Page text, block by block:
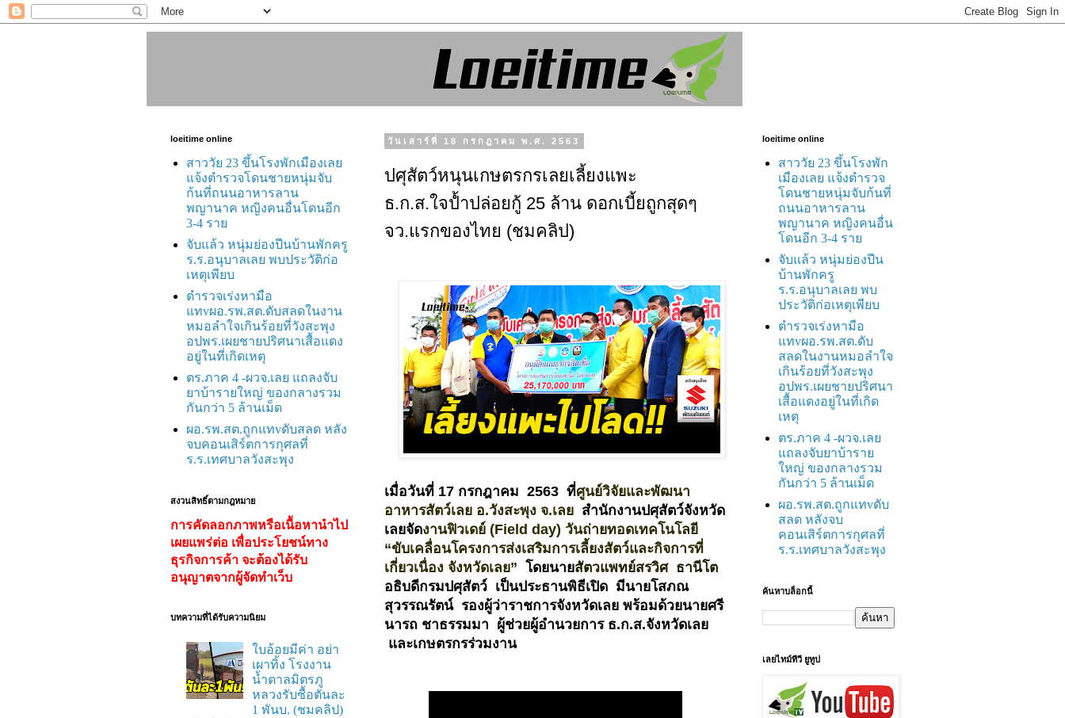
วันเสาร์ที่ 18 กรกฎาคม พ.ศ. 2563
ปศุสัตว์หนุนเกษตรกรเลยเลี้ยงแพะ
ธ.ก.ส.ใจป้ำปล่อยกู้ 25 ล้าน ดอกเบี้ยถูกสุดๆ
จว.แรกของไทย (ชมคลิป)
เมื่อวันที่ 17 กรกฎาคม 2563 ที่ศูนย์วิจัยและพัฒนา
อาหารสัตว์เลย อ.วังสะพุง จ.เลย สำนักงานปศุสัตว์จังหวัด
เลยจัดงานฟิวเดย์ (Field day) วันถ่ายทอดเทคโนโลยี
“ขับเคลื่อนโครงการส่งเสริมการเลี้ยงสัตว์และกิจการที่
เกี่ยวเนื่อง จังหวัดเลย” โดยนายสัตวแพทย์สรวิศ ธานีโต
อธิบดีกรมปศุสัตว์ เป็นประธานพิธีเปิด มีนายโสภณ
สุวรรณรัตน์ รองผู้ว่าราชการจังหวัดเลย พร้อมด้วยนายศรี
นารถ ชาธรรมมา ผู้ช่วยผู้อำนวยการ ธ.ก.ส.จังหวัดเลย
และเกษตรกรร่วมงาน
loeitime online
สาววัย 23 ขึ้นโรงพักเมืองเลย
แจ้งตำรวจโดนชายหนุ่มจับ
ก้นที่ถนนอาหารลาน
พญานาค หญิงคนอื่นโดนอีก
3-4 ราย
จับแล้ว หนุ่มย่องปีนบ้านพักครู
ร.ร.อนุบาลเลย พบประวัติก่อ
เหตุเพียบ
ตำรวจเร่งหามือ
แทvผอ.รพ.สต.ดับสลดในงาน
หมอลำใจเกินร้อยที่วังสะพุง
อปพร.เผยชายปริศนาเสื้อแดง
อยู่ในที่เกิดเหตุ
ตร.ภาค 4 -ผวจ.เลย แถลงจับ
ยาบ้ารายใหญ่ ของกลางรวม
กันกว่า 5 ล้านเม็ด
ผอ.รพ.สต.ถูกแทvดับสลด หลัง
จบคอนเสิร์ตการกุศลที่
ร.ร.เทศบาลวังสะพุง
สงวนสิทธิ์ตามกฎหมาย
การคัดลอกภาพหรือเนื้อหานำไป
เผยแพร่ต่อ เพื่อประโยชน์ทาง
ธุรกิจการค้า จะต้องได้รับ
อนุญาตจากผู้จัดทำเว็บ
บทความที่ได้รับความนิยม
ใบอ้อยมีค่า อย่า
เผาทิ้ง โรงงาน
น้ำตาลมิตรภู
หลวงรับซื้อตันละ
1 พันบ. (ชมคลิป)
loeitime online
สาววัย 23 ขึ้นโรงพัก
เมืองเลย แจ้งตำรวจ
โดนชายหนุ่มจับก้นที่
ถนนอาหารลาน
พญานาค หญิงคนอื่น
โดนอีก 3-4 ราย
จับแล้ว หนุ่มย่องปีน
บ้านพักครู
ร.ร.อนุบาลเลย พบ
ประวัติก่อเหตุเพียบ
ตำรวจเร่งหามือ
แทvผอ.รพ.สต.ดับ
สลดในงานหมอลำใจ
เกินร้อยที่วังสะพุง
อปพร.เผยชายปริศนา
เสื้อแดงอยู่ในที่เกิด
เหตุ
ตร.ภาค 4 -ผวจ.เลย
แถลงจับยาบ้าราย
ใหญ่ ของกลางรวม
กันกว่า 5 ล้านเม็ด
ผอ.รพ.สต.ถูกแทvดับ
สลด หลังจบ
คอนเสิร์ตการกุศลที่
ร.ร.เทศบาลวังสะพุง
ค้นหาบล็อกนี้
เลยไทม์ทีวี ยูทูป